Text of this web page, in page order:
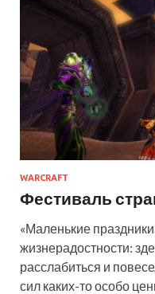
WARCRAFT
Фестиваль
«Маленькие
жизнерадостности:
расслабиться и
сил каких-то особо